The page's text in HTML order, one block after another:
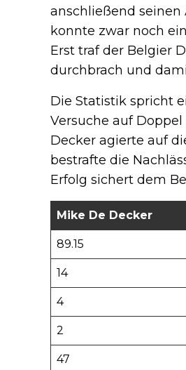
anschließend seinen
konnte zwar noch
Erst traf der Belgier
durchbrach und
Die Statistik spricht
Versuche auf
Decker agierte auf
bestrafte die
Erfolg sichert dem
Mike De Decker
89.15
14
4
2
47